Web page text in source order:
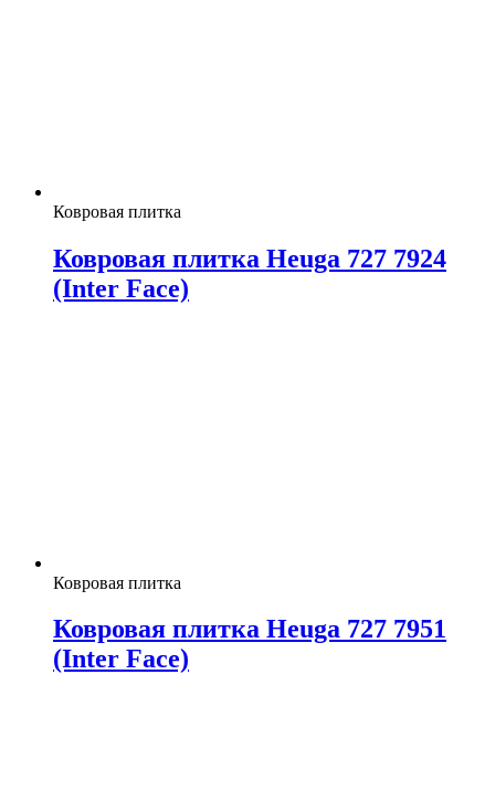
Ковровая плитка
Ковровая плитка Heuga 727 7924
(Inter Face)
Ковровая плитка
Ковровая плитка Heuga 727 7951
(Inter Face)